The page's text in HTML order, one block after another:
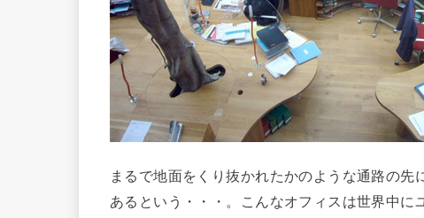
まるで地面をくり抜かれたかのような通路の
あるという・・・。こんなオフィスは世界中